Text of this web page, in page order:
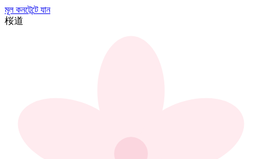
মূল কনটেন্টে যান
桜道